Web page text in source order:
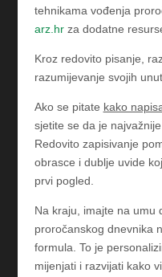
tehnikama vođenja
arz.hrza dodatne
Kroz redovito pisanje,
razumijevanje svojih
Ako se pitate kako
sjetite se da je
Redovito zapisivanje
obrasce i dublje uvide
prvi pogled.
Na kraju, imajte na umu
proročanskog dnevnika
formula. To je
mijenjati i razvijati kako